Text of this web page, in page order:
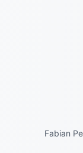
Fabian